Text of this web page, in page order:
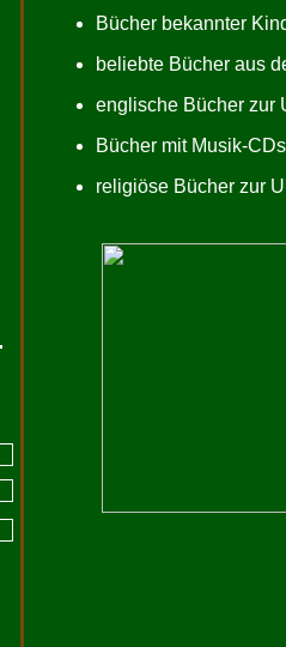
Bücher bekannter
beliebte Bücher aus
englische Bücher zur
Bücher mit Musik-
religiöse Bücher zur